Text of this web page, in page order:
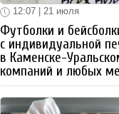
12:07 | 21 июля
Футболки и
с индивидуальной
в Каменске-
компаний и любых